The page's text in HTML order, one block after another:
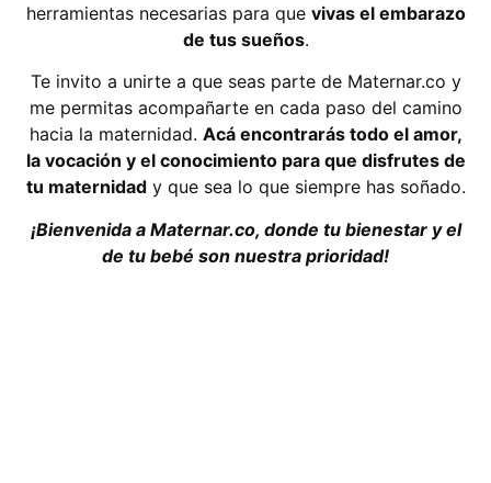
herramientas necesarias para que vivas el embarazo
de tus sueños.
Te invito a unirte a que seas parte de Maternar.co y
me permitas acompañarte en cada paso del camino
hacia la maternidad. Acá encontrarás todo el amor,
la vocación y el conocimiento para que disfrutes de
tu maternidady que sea lo que siempre has soñado.
¡Bienvenida a Maternar.co, donde tu bienestar y el
de tu bebé son nuestra prioridad!